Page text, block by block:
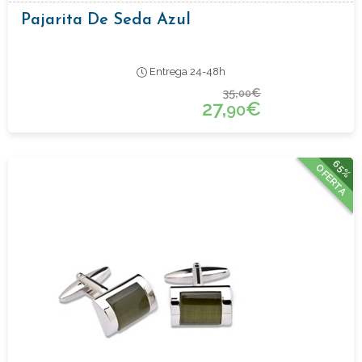
Pajarita De Seda Azul
Entrega 24-48h
35,00€
27,90€
65%
OFERTA